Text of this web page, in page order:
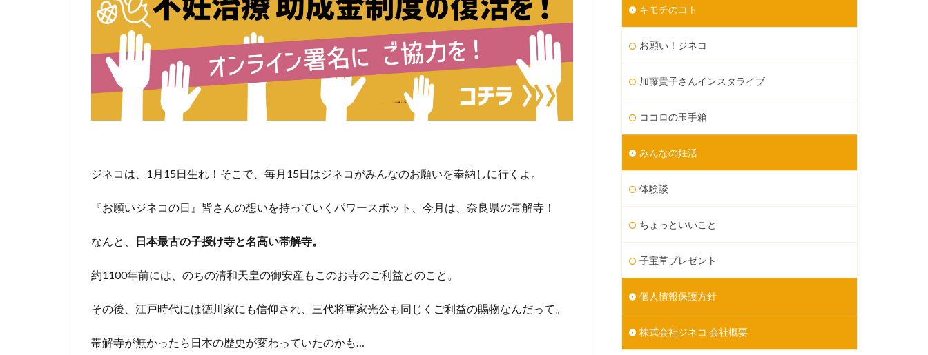
ジネコは、1月15日生れ！そこで、毎月15日はジネコがみんなのお願いを奉納しに行くよ。
『お願いジネコの日』皆さんの想いを持っていくパワースポット、今月は、奈良県の帯解寺！
なんと、 日本最古の子授け寺と名高い帯解寺。
約1100年前には、のちの清和天皇の御安産もこのお寺のご利益とのこと。
その後、江戸時代には徳川家にも信仰され、三代将軍家光公も同じくご利益の賜物なんだって。
帯解寺が無かったら日本の歴史が変わっていたのかも…
キモチのコト
お願い！ジネコ
加藤貴子さんインスタライブ
ココロの玉手箱
みんなの妊活
体験談
ちょっといいこと
子宝草プレゼント
個人情報保護方針
株式会社ジネコ 会社概要